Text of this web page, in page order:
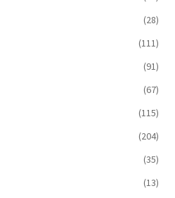
(28)
(111)
(91)
(67)
(115)
(204)
(35)
(13)